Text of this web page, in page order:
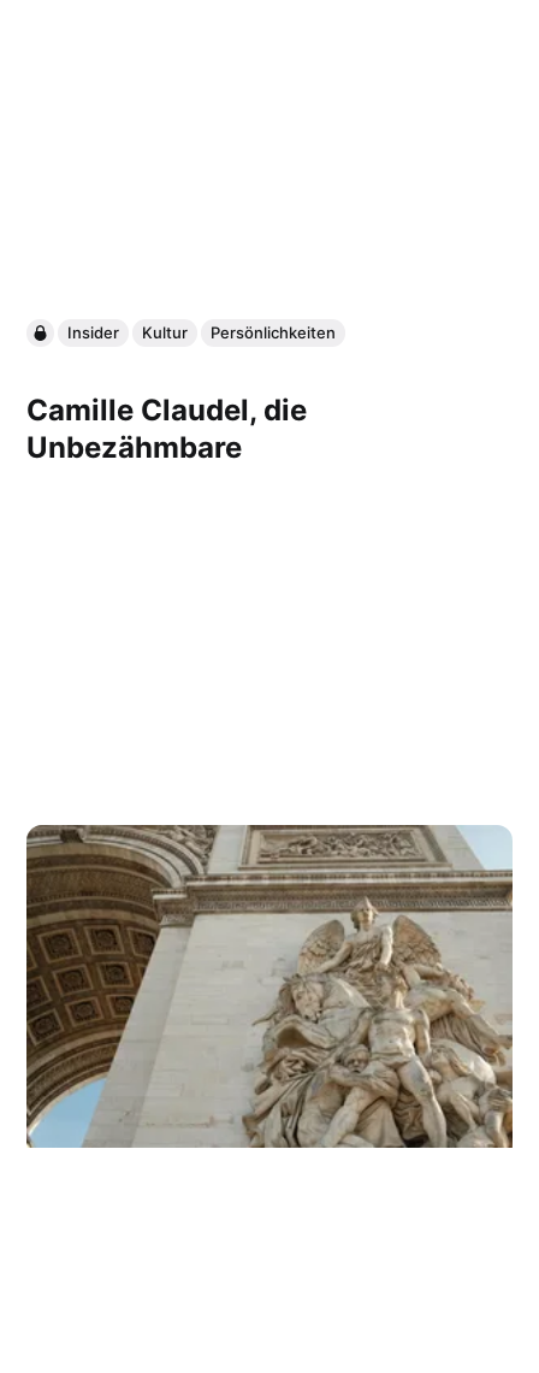
Insider Kultur Persönlichkeiten
Camille Claudel, die
Unbezähmbare